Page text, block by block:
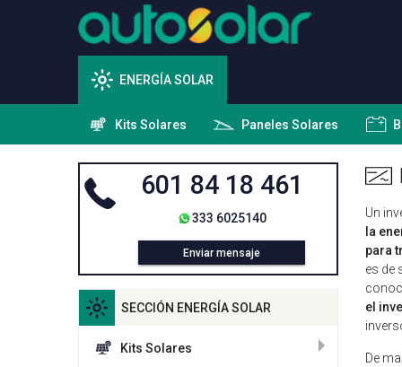
ENERGÍA SOLAR
Kits Solares Paneles Solares
601 84 18 461
333 6025140
Enviar mensaje
SECCIÓN ENERGÍA SOLAR
Kits Solares
Un
la
para
es de
el
De